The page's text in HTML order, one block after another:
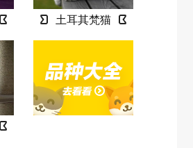
土耳其梵猫